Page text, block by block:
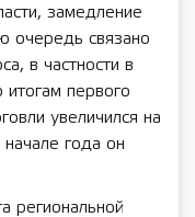
замедление
очередь связано
в частности в
итогам первого
увеличился на
года он
региональной